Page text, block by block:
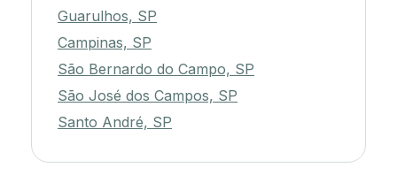
Guarulhos, SP
Campinas, SP
São Bernardo do Campo, SP
São José dos Campos, SP
Santo André, SP